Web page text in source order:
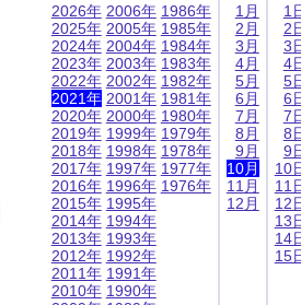
2026年
2025年
2024年
2023年
2022年
2021年
2020年
2019年
2018年
2017年
2016年
2015年
2014年
2013年
2012年
2011年
2010年
2006年
2005年
2004年
2003年
2002年
2001年
2000年
1999年
1998年
1997年
1996年
1995年
1994年
1993年
1992年
1991年
1990年
1986年
1985年
1984年
1983年
1982年
1981年
1980年
1979年
1978年
1977年
1976年
1月
2月
3月
4月
5月
6月
7月
8月
9月
10月
11月
12月
1
2
3
4
5
6
7
8
9
10
11
12
13
14
15